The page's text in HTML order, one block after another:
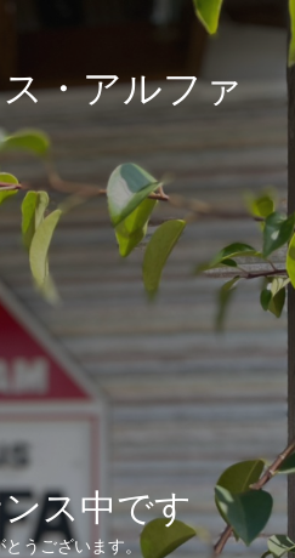
・アルファ
ス中です
とうございます。